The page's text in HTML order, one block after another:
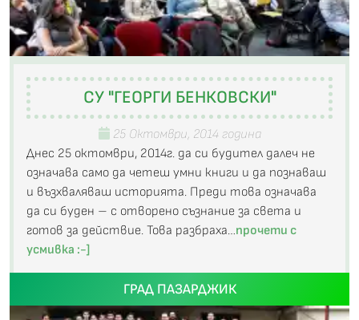
СУ "ГЕОРГИ БЕНКОВСКИ"
25 Октомври, 2014 година
Днес 25 октомври, 2014г. да си будител далеч не
означава само да четеш умни книги и да познаваш
и възхваляваш историята. Преди това означава
да си буден – с отворено съзнание за света и
готов за действие. Това разбраха…прочети с
усмивка :-]
ГРАД ПАЗАРДЖИК